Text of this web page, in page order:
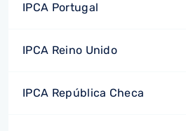
IPCA Portugal
IPCA Reino Unido
IPCA República Checa